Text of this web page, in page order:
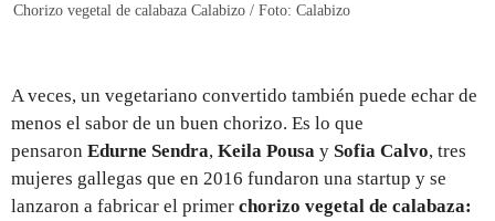
Chorizo vegetal de calabaza Calabizo / Foto: Calabizo
A veces, un vegetariano convertido también puede echar de
menos el sabor de un buen chorizo. Es lo que
pensaron Edurne Sendra, Keila Pousa y Sofia Calvo, tres
mujeres gallegas que en 2016 fundaron una startup y se
lanzaron a fabricar el primer chorizo vegetal de calabaza: